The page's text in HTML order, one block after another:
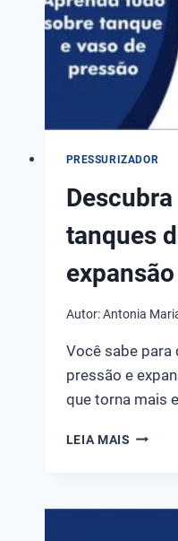
PRESSURIZADOR
tanques
expansão
Autor: Antonia
Você sabe para
pressão e
que torna mais
LEIA MAIS
DE